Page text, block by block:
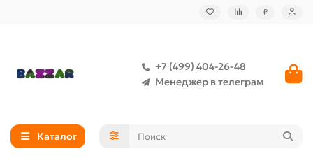
₽
+7 (499) 404-26-48
Менеджер в телеграм
Каталог